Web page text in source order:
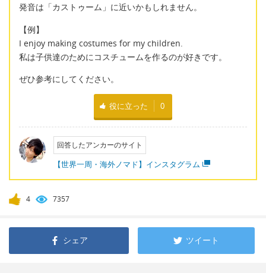
発音は「カストゥーム」に近いかもしれません。
【例】
I enjoy making costumes for my children.
私は子供達のためにコスチュームを作るのが好きです。
ぜひ参考にしてください。
役に立った 0
回答したアンカーのサイト
【世界一周・海外ノマド】インスタグラム
4 7357
シェア ツイート